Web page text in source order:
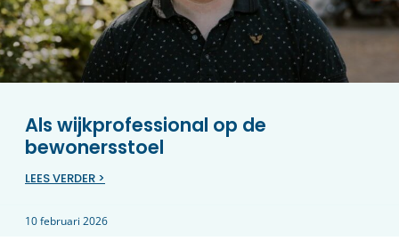
Als wijkprofessional op de
bewonersstoel
LEES VERDER >
10 februari 2026